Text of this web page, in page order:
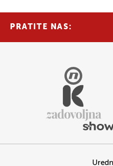
PRATITE NAS: